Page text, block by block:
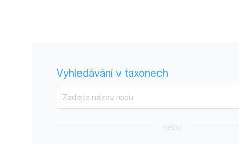
Vyhledávání v taxonech
nebo